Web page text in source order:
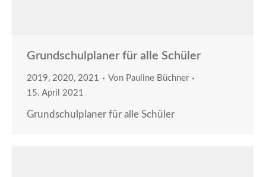
Grundschulplaner für alle Schüler
2019, 2020, 2021 Von Pauline Büchner
15. April 2021
Grundschulplaner für alle Schüler